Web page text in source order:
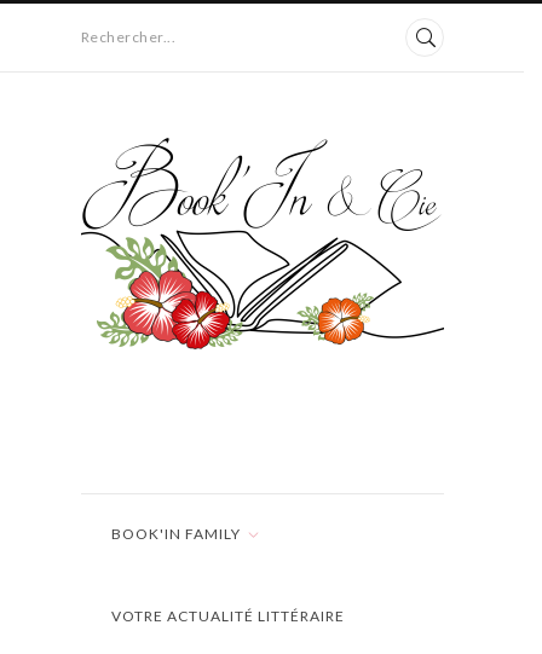
Rechercher...
BOOK'IN FAMILY
VOTRE ACTUALITÉ LITTÉRAIRE